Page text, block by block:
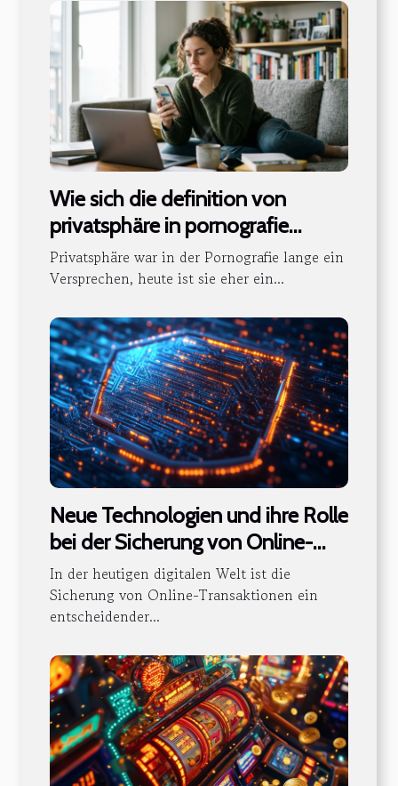
Wie sich die definition von
privatsphäre in pornografie
verändert
Privatsphäre war in der Pornografie lange ein
Versprechen, heute ist sie eher ein...
Neue Technologien und ihre Rolle
bei der Sicherung von Online-
Transaktionen
In der heutigen digitalen Welt ist die
Sicherung von Online-Transaktionen ein
entscheidender...